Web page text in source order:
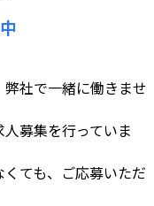
社で一緒に働きませ
募集を行っていま
ても、ご応募いただ